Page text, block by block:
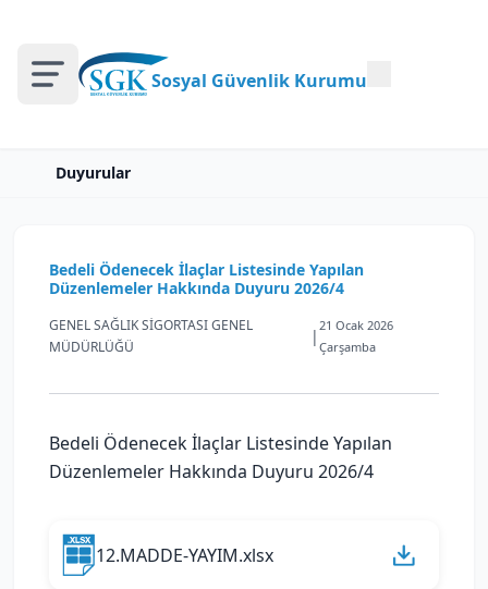
Sosyal Güvenlik Kurumu
Duyurular
Bedeli Ödenecek İlaçlar Listesinde Yapılan
Düzenlemeler Hakkında Duyuru 2026/4
GENEL SAĞLIK SİGORTASI GENEL
MÜDÜRLÜĞÜ
|
21 Ocak 2026
Çarşamba
Bedeli Ödenecek İlaçlar Listesinde Yapılan
Düzenlemeler Hakkında Duyuru 2026/4
12.MADDE-YAYIM.xlsx